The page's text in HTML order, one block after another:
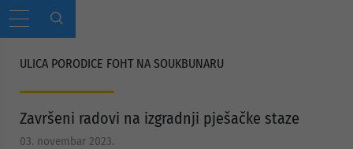
ULICA PORODICE FOHT NA SOUKBUNARU
Završeni radovi na izgradnji pješačke staze
03. novembar 2023.